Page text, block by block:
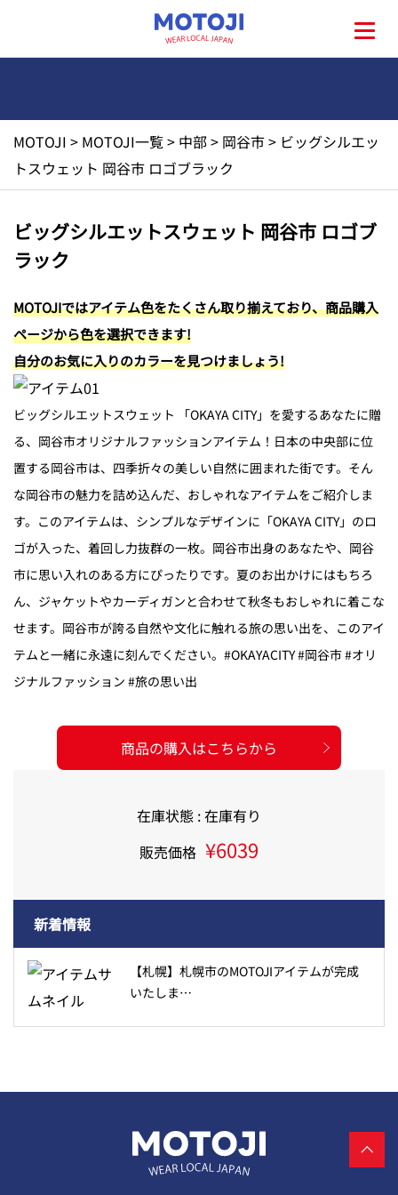
HOME
お問い合わせ
MOTOJI > MOTOJI一覧> 中部> 岡谷市> ビッグシルエッ
トスウェット 岡谷市 ロゴブラック
新着情報
【札幌】札幌市のMOTOJIアイテムが完成
いたしま…
ビッグシルエットスウェット 岡谷市 ロゴブ
ラック
MOTOJIではアイテム色をたくさん取り揃えており、商品購入
ページから色を選択できます!
自分のお気に入りのカラーを見つけましょう!
ビッグシルエットスウェット 「OKAYA CITY」を愛するあなたに贈
る、岡谷市オリジナルファッションアイテム！日本の中央部に位
置する岡谷市は、四季折々の美しい自然に囲まれた街です。そん
な岡谷市の魅力を詰め込んだ、おしゃれなアイテムをご紹介しま
す。このアイテムは、シンプルなデザインに「OKAYA CITY」のロ
ゴが入った、着回し力抜群の一枚。岡谷市出身のあなたや、岡谷
市に思い入れのある方にぴったりです。夏のお出かけにはもちろ
ん、ジャケットやカーディガンと合わせて秋冬もおしゃれに着こな
せます。岡谷市が誇る自然や文化に触れる旅の思い出を、このアイ
テムと一緒に永遠に刻んでください。#OKAYACITY #岡谷市 #オリ
ジナルファッション #旅の思い出
商品の購入はこちらから
在庫状態 : 在庫有り
販売価格 ¥6039